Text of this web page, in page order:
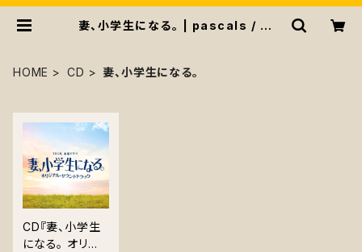
妻、小学生になる。 | pascals / パス
HOME CD 妻、小学生になる。
CD『妻、小学生
になる。 オリジ